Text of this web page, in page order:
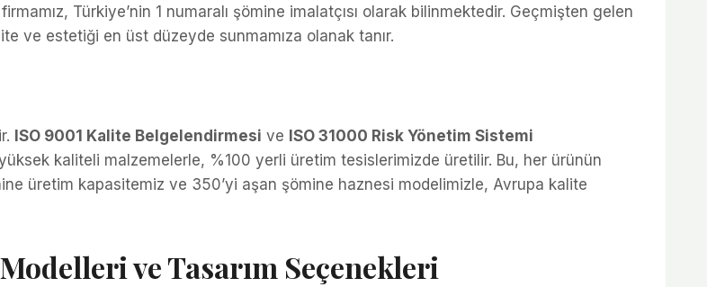
Türkiye’nin 1 numaralı şömine imalatçısı olarak bilinmektedir. Geçmişten gelen
ve estetiği en üst düzeyde sunmamıza olanak tanır.
ISO 9001 Kalite Belgelendirmesi ve ISO 31000 Risk Yönetim Sistemi
kaliteli malzemelerle, %100 yerli üretim tesislerimizde üretilir. Bu, her ürünün
üretim kapasitemiz ve 350’yi aşan şömine haznesi modelimizle, Avrupa kalite
ve Tasarım Seçenekleri